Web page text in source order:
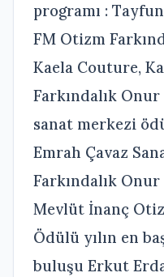
programı :
FM Otizm
Kaela Couture,
Farkındalık Onur
sanat merkezi
Emrah Çavaz
Farkındalık
Mevlüt İnanç
Ödülü yılın en
buluşu Erkut